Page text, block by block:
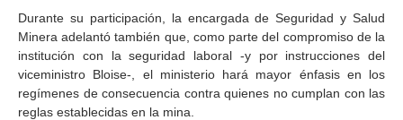
Durante su participación, la encargada de Seguridad y Salud
Minera adelantó también que, como parte del compromiso de la
institución con la seguridad laboral -y por instrucciones del
viceministro Bloise-, el ministerio hará mayor énfasis en los
regímenes de consecuencia contra quienes no cumplan con las
reglas establecidas en la mina.